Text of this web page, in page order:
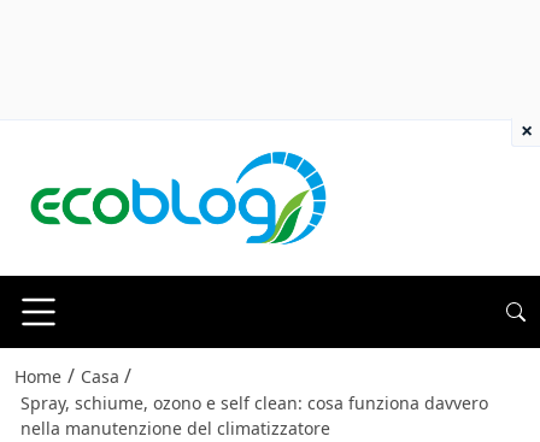
Home / Casa /
Spray, schiume, ozono e self clean: cosa funziona davvero
nella manutenzione del climatizzatore
×